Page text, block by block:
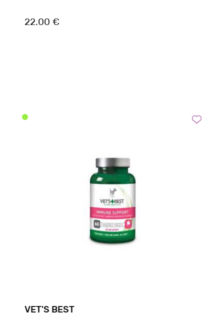
22.00 €
VET'S BEST